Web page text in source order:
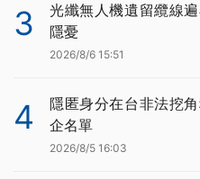
3
光纖無人機遺留纜線
隱憂
2026/8/6 15:51
4
隱匿身分在台非法挖
企名單
2026/8/5 16:03